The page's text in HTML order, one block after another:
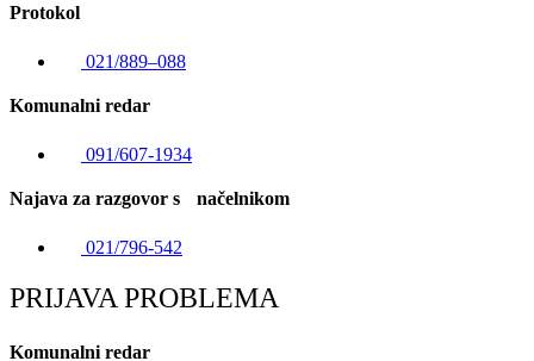
Protokol
021/889–088
Komunalni redar
091/607-1934
Najava za razgovor s načelnikom
021/796-542
PRIJAVA PROBLEMA
Komunalni redar